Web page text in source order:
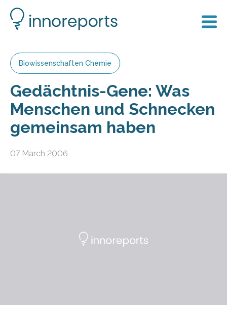
Biowissenschaften Chemie
Gedächtnis-Gene: Was
Menschen und Schnecken
gemeinsam haben
07 March 2006